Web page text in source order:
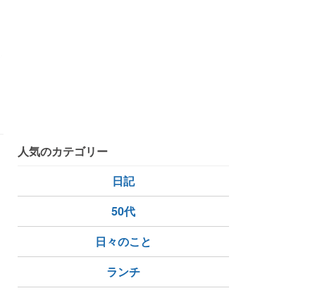
人気のカテゴリー
日記
50代
日々のこと
ランチ